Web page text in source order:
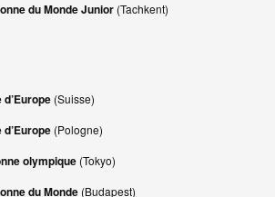
du Monde Junior (Tachkent)
(Suisse)
(Pologne)
olympique (Tokyo)
du Monde (Budapest)